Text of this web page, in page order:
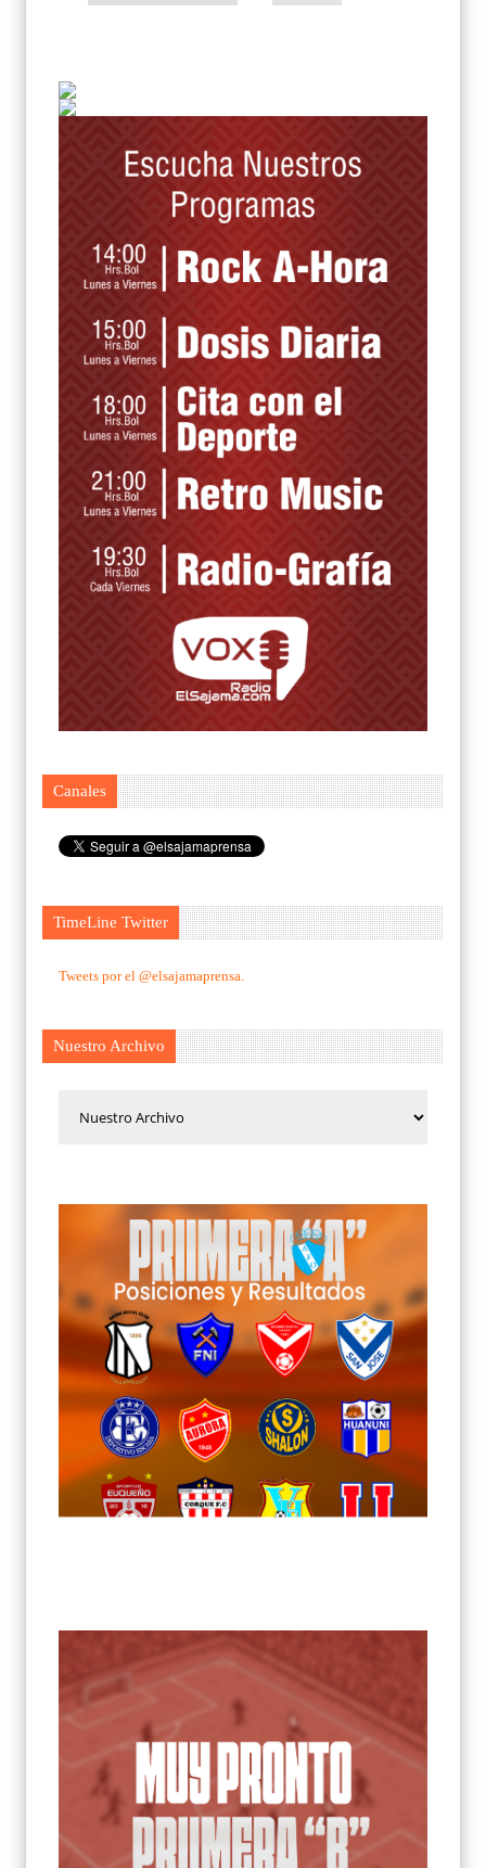
Canales
TimeLine Twitter
Tweets por el @elsajamaprensa.
Nuestro Archivo